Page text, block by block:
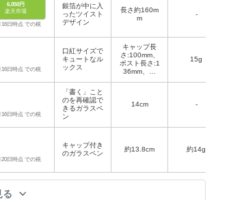
6,050円
楽天市場
日時点 での税
銀箔が中に入
ったツイスト
デザイン
長さ約160m
m
-
日時点 での税
口紅サイズで
キュートなル
ックス
キャップ長
さ:100mm、
ポスト長さ:1
36mm、直
15g
日時点 での税
「書く」こと
のを再確認で
きるガラスペ
ン
‎14cm -
日時点 での税
キャップ付き
のガラスペン
約13.8cm 約14g
る